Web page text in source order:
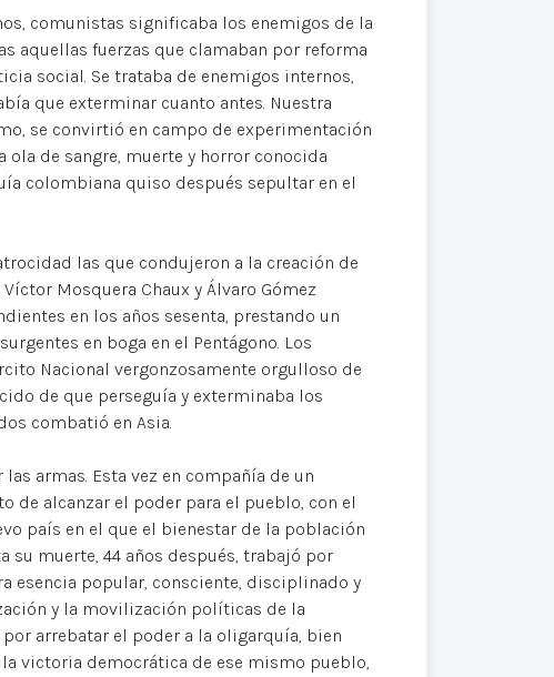
comunistas significaba los enemigos de la
aquellas fuerzas que clamaban por reforma
social. Se trataba de enemigos internos,
que exterminar cuanto antes. Nuestra
se convirtió en campo de experimentación
de sangre, muerte y horror conocida
colombiana quiso después sepultar en el
las que condujeron a la creación de
Mosquera Chaux y Álvaro Gómez
en los años sesenta, prestando un
en boga en el Pentágono. Los
Nacional vergonzosamente orgulloso de
de que perseguía y exterminaba los
combatió en Asia.
armas. Esta vez en compañía de un
de alcanzar el poder para el pueblo, con el
país en el que el bienestar de la población
su muerte, 44 años después, trabajó por
esencia popular, consciente, disciplinado y
y la movilización políticas de la
arrebatar el poder a la oligarquía, bien
victoria democrática de ese mismo pueblo,